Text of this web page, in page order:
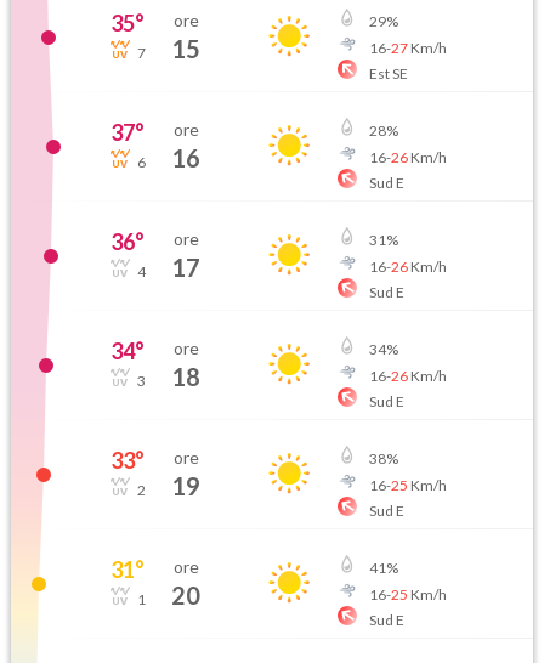
35°
7
ore
15
29%
16-27Km/h
Est SE
37°
6
ore
16
28%
16-26Km/h
Sud E
36°
4
ore
17
31%
16-26Km/h
Sud E
34°
3
ore
18
34%
16-26Km/h
Sud E
33°
2
ore
19
38%
16-25 Km/h
Sud E
31°
1
ore
20
41%
16-25 Km/h
Sud E